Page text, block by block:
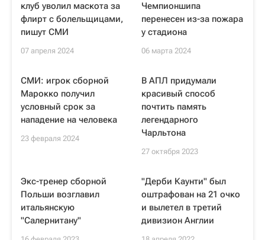
клуб уволил маскота за
флирт с болельщицами,
пишут СМИ
07 апреля 2024
Чемпионшипа
перенесен из-за пожара
у стадиона
06 марта 2024
СМИ: игрок сборной
Марокко получил
условный срок за
нападение на человека
23 февраля 2024
В АПЛ придумали
красивый способ
почтить память
легендарного
Чарльтона
27 октября 2023
Экс-тренер сборной
Польши возглавил
итальянскую
"Салернитану"
"Дерби Каунти" был
оштрафован на 21 очко
и вылетел в третий
дивизион Англии